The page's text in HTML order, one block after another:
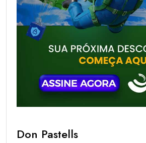
Don Pastells